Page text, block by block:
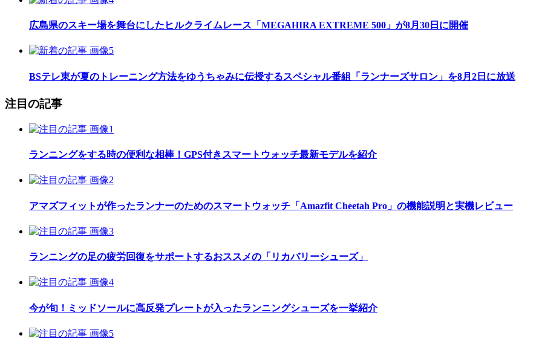
広島県のスキー場を舞台にしたヒルクライムレース「MEGAHIRA EXTREME 500」が8月30日に開催
BSテレ東が夏のトレーニング方法をゆうちゃみに伝授するスペシャル番組「ランナーズサロン」を8月2日に放送
注目の記事
ランニングをする時の便利な相棒！GPS付きスマートウォッチ最新モデルを紹介
アマズフィットが作ったランナーのためのスマートウォッチ「Amazfit Cheetah Pro」の機能説明と実機レビュー
ランニングの足の疲労回復をサポートするおススメの「リカバリーシューズ」
今が旬！ミッドソールに高反発プレートが入ったランニングシューズを一挙紹介